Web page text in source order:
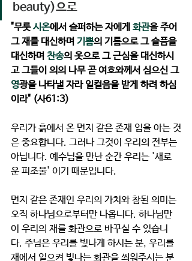
beauty)으로
"무릇 시온에서 슬퍼하는 자에게 화관을 주어
그 재를 대신하며 기쁨의 기름으로 그 슬픔을
대신하며 찬송의 옷으로 그 근심을 대신하시
고 그들이 의의 나무 곧 여호와께서 심으신 그
영광을 나타낼 자라 일컬음을 받게 하려 하심
이라" (사61:3)
우리가 흙에서 온 먼지 같은 존재 임을 아는 것
은 중요합니다. 그러나 그것이 우리의 전부는
아닙니다. 예수님을 만난 순간 우리는 '새로
운 피조물' 이기 때문입니다.
먼지 같은 존재인 우리의 가치와 참된 의미는
오직 하나님으로부터만 나옵니다. 하나님만
이 우리의 재를 화관으로 바꾸실 수 있습니
다. 주님은 우리를 빛나게 하시는 분, 우리를
재에서 일으켜 빛나는 화관을 씌워주시는 분